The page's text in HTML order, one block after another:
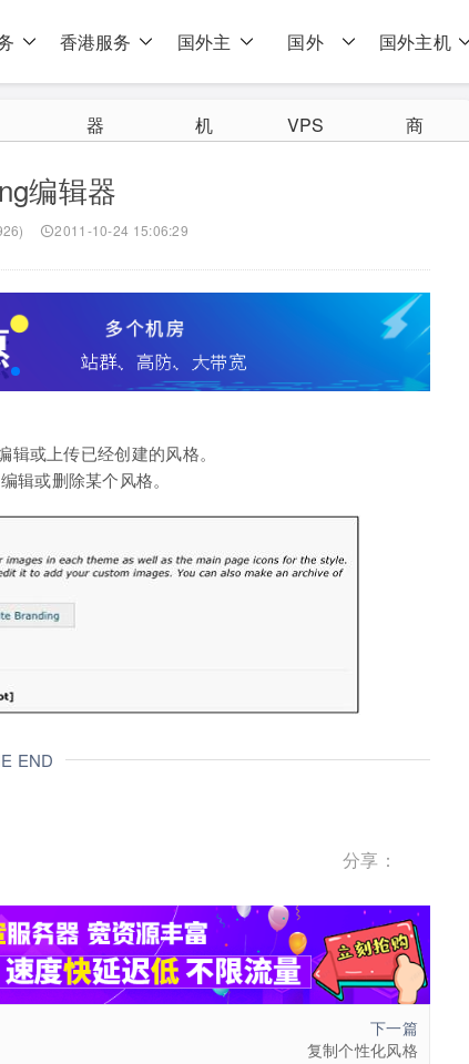
香港服务
器
国外主
机
国外
VPS
国外主机
商
编辑器
2011-10-24 15:06:29
或上传已经创建的风格。
辑或删除某个风格。
END
分享：
下一篇
复制个性化风格